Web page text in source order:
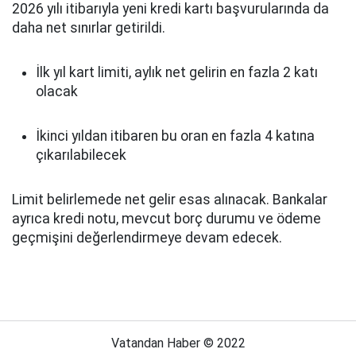
2026 yılı itibarıyla yeni kredi kartı başvurularında da
daha net sınırlar getirildi.
İlk yıl kart limiti, aylık net gelirin en fazla 2 katı
olacak
İkinci yıldan itibaren bu oran en fazla 4 katına
çıkarılabilecek
Limit belirlemede net gelir esas alınacak. Bankalar
ayrıca kredi notu, mevcut borç durumu ve ödeme
geçmişini değerlendirmeye devam edecek.
Vatandan Haber © 2022